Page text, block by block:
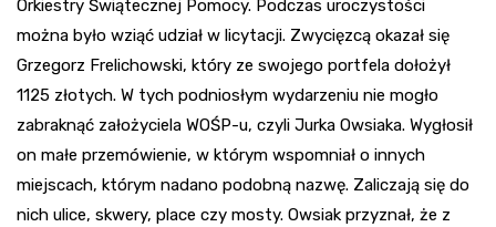
Orkiestry Świątecznej Pomocy. Podczas uroczystości
można było wziąć udział w licytacji. Zwycięzcą okazał się
Grzegorz Frelichowski, który ze swojego portfela dołożył
1125 złotych. W tych podniosłym wydarzeniu nie mogło
zabraknąć założyciela WOŚP-u, czyli Jurka Owsiaka. Wygłosił
on małe przemówienie, w którym wspomniał o innych
miejscach, którym nadano podobną nazwę. Zaliczają się do
nich ulice, skwery, place czy mosty. Owsiak przyznał, że z